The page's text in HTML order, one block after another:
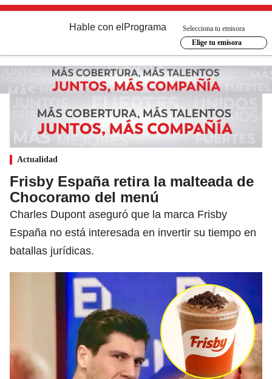
Hable con el Programa
Selecciona tu emisora
Elige tu emisora
Actualidad
Frisby España retira la malteada de
Chocoramo del menú
Charles Dupont aseguró que la marca Frisby
España no está interesada en invertir su tiempo en
batallas jurídicas.